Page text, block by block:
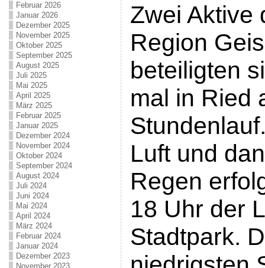
Februar 2026
Januar 2026
Dezember 2025
November 2025
Oktober 2025
September 2025
August 2025
Juli 2025
Mai 2025
April 2025
März 2025
Februar 2025
Januar 2025
Dezember 2024
November 2024
Oktober 2024
September 2024
August 2024
Juli 2024
Juni 2024
Mai 2024
April 2024
März 2024
Februar 2024
Januar 2024
Dezember 2023
November 2023
Zwei Aktive
Region
beteiligten
mal in Ried
Luft und
Regen
18 Uhr der
Stadtpark.